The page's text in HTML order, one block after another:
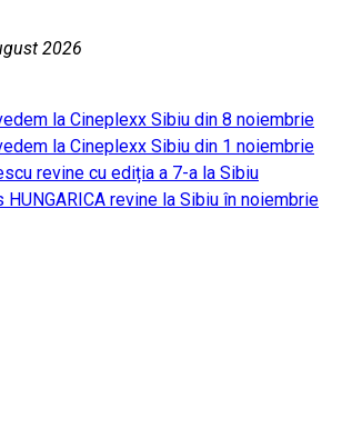
2026
la Cineplexx Sibiu din 8 noiembrie
la Cineplexx Sibiu din 1 noiembrie
revine cu ediția a 7-a la Sibiu
HUNGARICA revine la Sibiu în noiembrie